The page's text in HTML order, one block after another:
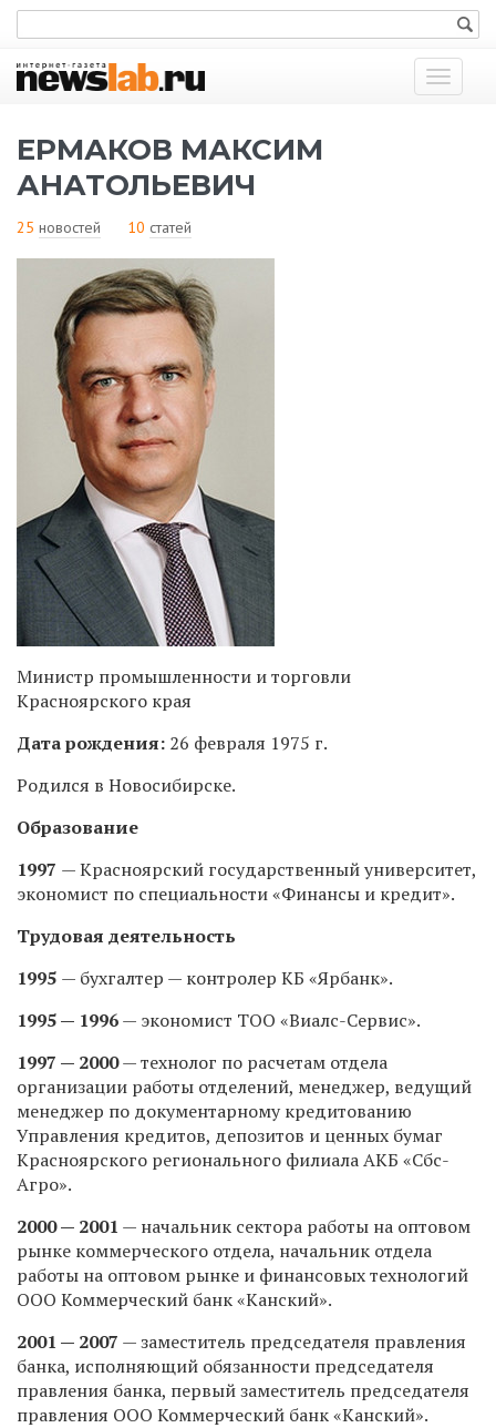
Показать
меню
ЕРМАКОВ МАКСИМ
АНАТОЛЬЕВИЧ
25 новостей 10 статей
Министр промышленности и торговли
Красноярского края
Дата рождения: 26 февраля 1975 г.
Родился в Новосибирске.
Образование
1997 — Красноярский государственный университет,
экономист по специальности «Финансы и кредит».
Трудовая деятельность
1995 — бухгалтер — контролер КБ «Ярбанк».
1995 — 1996— экономист ТОО «Виалс-Сервис».
1997 — 2000— технолог по расчетам отдела
организации работы отделений, менеджер, ведущий
менеджер по документарному кредитованию
Управления кредитов, депозитов и ценных бумаг
Красноярского регионального филиала АКБ «Сбс-
Агро».
2000 — 2001 — начальник сектора работы на оптовом
рынке коммерческого отдела, начальник отдела
работы на оптовом рынке и финансовых технологий
ООО Коммерческий банк «Канский».
2001 — 2007 — заместитель председателя правления
банка, исполняющий обязанности председателя
правления банка, первый заместитель председателя
правления ООО Коммерческий банк «Канский».